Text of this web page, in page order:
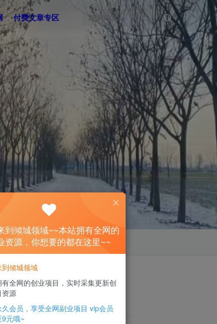
付费文章专区
到倾城领域~~本站拥有全网的
资源，你想要的都在这里~~
倾城领域
全网的创业项目，实时采集更新创
资源
会员，享受全网副业项目 vip会员
9元哦~